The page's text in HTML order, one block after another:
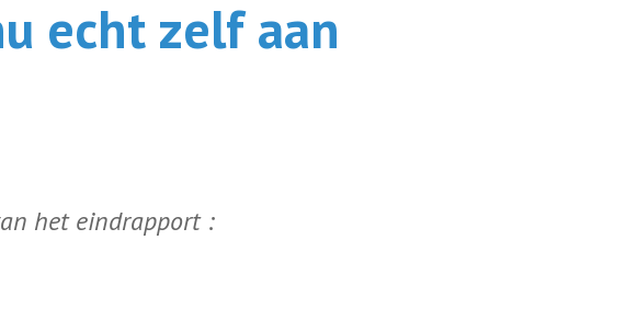
echt zelf aan
het eindrapport :